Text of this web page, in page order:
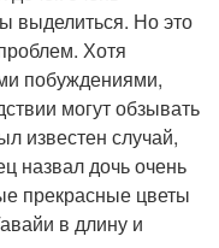
выделиться. Но это
Хотя
побуждениями,
могут обзывать
известен случай,
назвал дочь очень
прекрасные цветы
в длину и